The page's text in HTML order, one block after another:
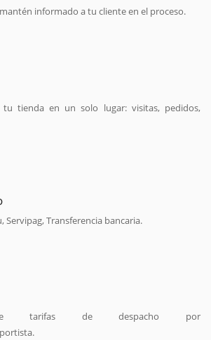
informado a tu cliente en el proceso.
tienda en un solo lugar: visitas, pedidos,
Servipag, Transferencia bancaria.
de tarifas de despacho por